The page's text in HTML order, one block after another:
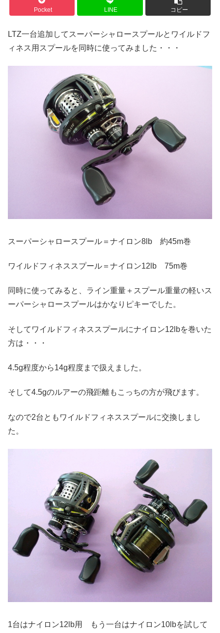
Pocket LINE コピー
LTZ一台追加してスーパーシャロースプールとワイルドフ
ィネス用スプールを同時に使ってみました・・・
スーパーシャロースプール＝ナイロン8lb 約45m巻
ワイルドフィネススプール＝ナイロン12lb 75m巻
同時に使ってみると、ライン重量＋スプール重量の軽いス
ーパーシャロースプールはかなりピキーでした。
そしてワイルドフィネススプールにナイロン12lbを巻いた
方は・・・
4.5g程度から14g程度まで扱えました。
そして4.5gのルアーの飛距離もこっちの方が飛びます。
なので2台ともワイルドフィネススプールに交換しまし
た。
1台はナイロン12lb用 もう一台はナイロン10lbを試して